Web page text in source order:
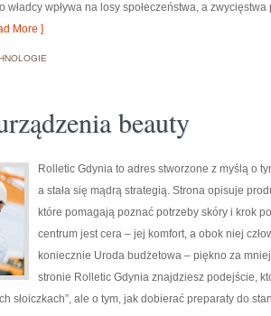
władcy wpływa na losy społeczeństwa, a
More ]
beauty
Rolletic Gdynia to adres stworzone z myślą o
a stała się mądrą strategią. Strona opisuje
które pomagają poznać potrzeby skóry i krok
centrum jest cera – jej komfort, a obok niej
koniecznie Uroda budżetowa – piękno za
stronie Rolletic Gdynia znajdziesz podejście,
słoiczkach”, ale o tym, jak dobierać preparaty do